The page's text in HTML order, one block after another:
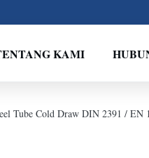
KAMI
Tube Cold Draw DIN 2391 /